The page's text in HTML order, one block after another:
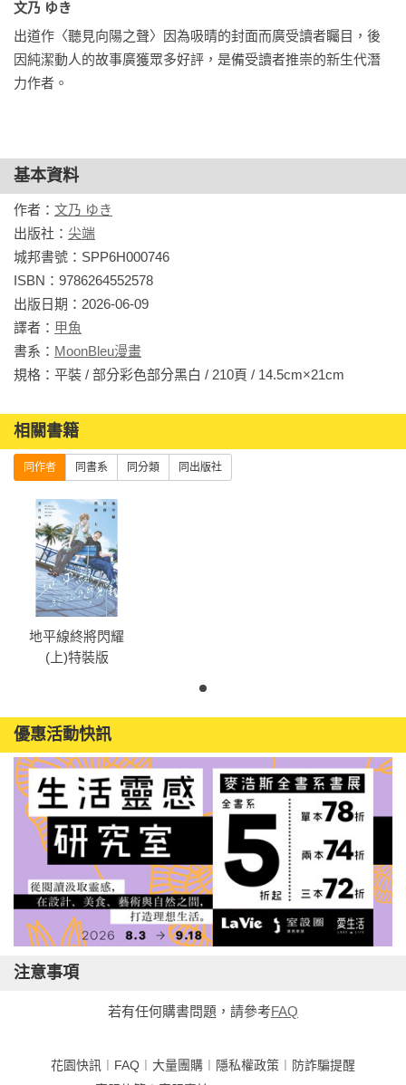
文乃 ゆき
出道作〈聽見向陽之聲〉因為吸晴的封面而廣受讀者矚目，後
因純潔動人的故事廣獲眾多好評，是備受讀者推崇的新生代潛
力作者。
基本資料
作者： 文乃 ゆき
出版社： 尖端
城邦書號：SPP6H000746
ISBN：9786264552578
出版日期：2026-06-09
譯者： 甲魚
書系： MoonBleu漫畫
相關書籍
同作者 同書系 同分類 同出版社
地平線終將閃耀
(上)特裝版
優惠活動快訊
注意事項
若有任何購書問題，請參考FAQ
花園快訊 ︱ FAQ ︱ 大量團購 ︱ 隱私權政策 ︱ 防詐騙提醒